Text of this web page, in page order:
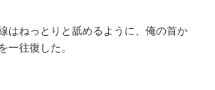
はねっとりと舐めるように、俺の首か
一往復した。